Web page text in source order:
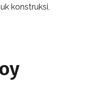
konstruksi,